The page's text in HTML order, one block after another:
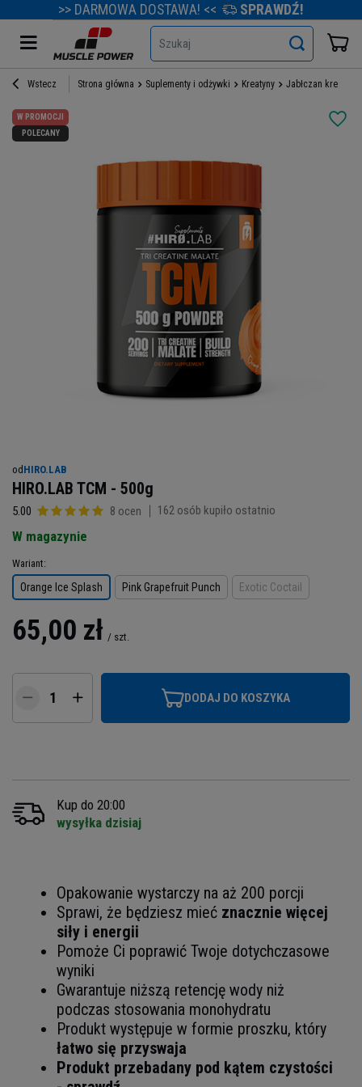
>> DARMOWA DOSTAWA! << SPRAWDŹ!
Szukaj
Wstecz Strona główna Suplementy i odżywki Kreatyny Jabłczan kreatyny
W PROMOCJI
POLECANY
od HIRO.LAB
HIRO.LAB TCM - 500g
5.00 8 ocen 162 osób kupiło ostatnio
W magazynie
Wariant
Orange Ice Splash Pink Grapefruit Punch Exotic Coctail
65,00 zł / szt.
DODAJ DO KOSZYKA
Kup do 20:00
wysyłka dzisiaj
Opakowanie wystarczy na aż 200 porcji
Sprawi, że będziesz mieć znacznie więcej
siły i energii
Pomoże Ci poprawić Twoje dotychczasowe
wyniki
Gwarantuje niższą retencję wody niż
podczas stosowania monohydratu
Produkt występuje w formie proszku, który
łatwo się przyswaja
Produkt przebadany pod kątem czystości